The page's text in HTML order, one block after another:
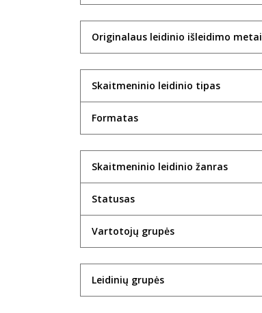
Originalaus leidinio išleidimo metai
Skaitmeninio leidinio tipas
Formatas
Skaitmeninio leidinio žanras
Statusas
Vartotojų grupės
Leidinių grupės